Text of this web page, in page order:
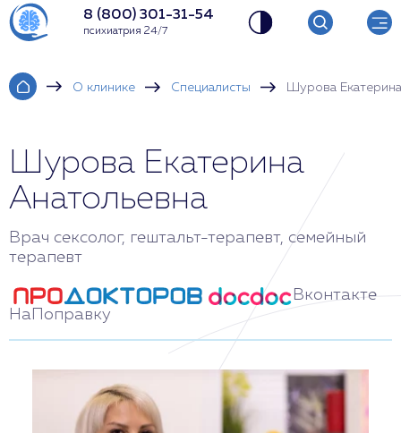
8 (800) 301-31-54
психиатрия 24/7
О клинике Специалисты Шурова
Шурова Екатерина
Анатольевна
Врач сексолог, гештальт-терапевт, семейный
терапевт
Вконтакте
НаПоправку